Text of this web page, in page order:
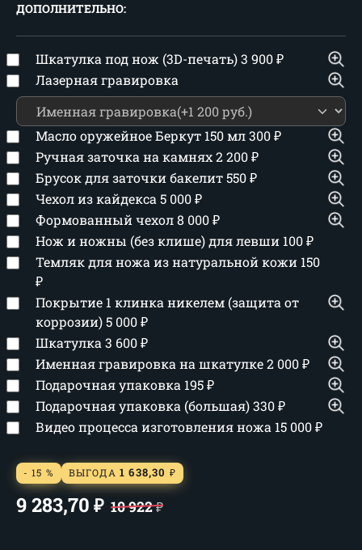
ДОПОЛНИТЕЛЬНО:
Шкатулка под нож (3D-печать)3 900₽
Лазерная гравировка
Масло оружейное Беркут 150 мл300₽
Ручная заточка на камнях2 200₽
Брусок для заточки бакелит550₽
Чехол из кайдекса 5 000₽
Формованный чехол8 000₽
Нож и ножны (без клише) для левши 100₽
Темляк для ножа из натуральной кожи 150
₽
Покрытие 1 клинка никелем (защита от
коррозии)5 000₽
Шкатулка 3 600₽
Именная гравировка на шкатулке2 000₽
Подарочная упаковка 195₽
Подарочная упаковка (большая)330₽
Видео процесса изготовления ножа 15 000₽
- 15 % ВЫГОДА 1 638,30 ₽
9 283,70 ₽ 10 922₽